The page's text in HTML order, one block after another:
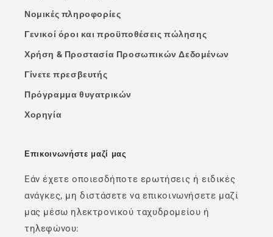
Νομικές πληροφορίες
Γενικοί όροι και προϋποθέσεις πώλησης
Χρήση & Προστασία Προσωπικών Δεδομένων
Γίνετε πρεσβευτής
Πρόγραμμα θυγατρικών
Χορηγία
Επικοινωνήστε μαζί μας
Εάν έχετε οποιεσδήποτε ερωτήσεις ή ειδικές
ανάγκες, μη διστάσετε να επικοινωνήσετε μαζί
μας μέσω ηλεκτρονικού ταχυδρομείου ή
τηλεφώνου: